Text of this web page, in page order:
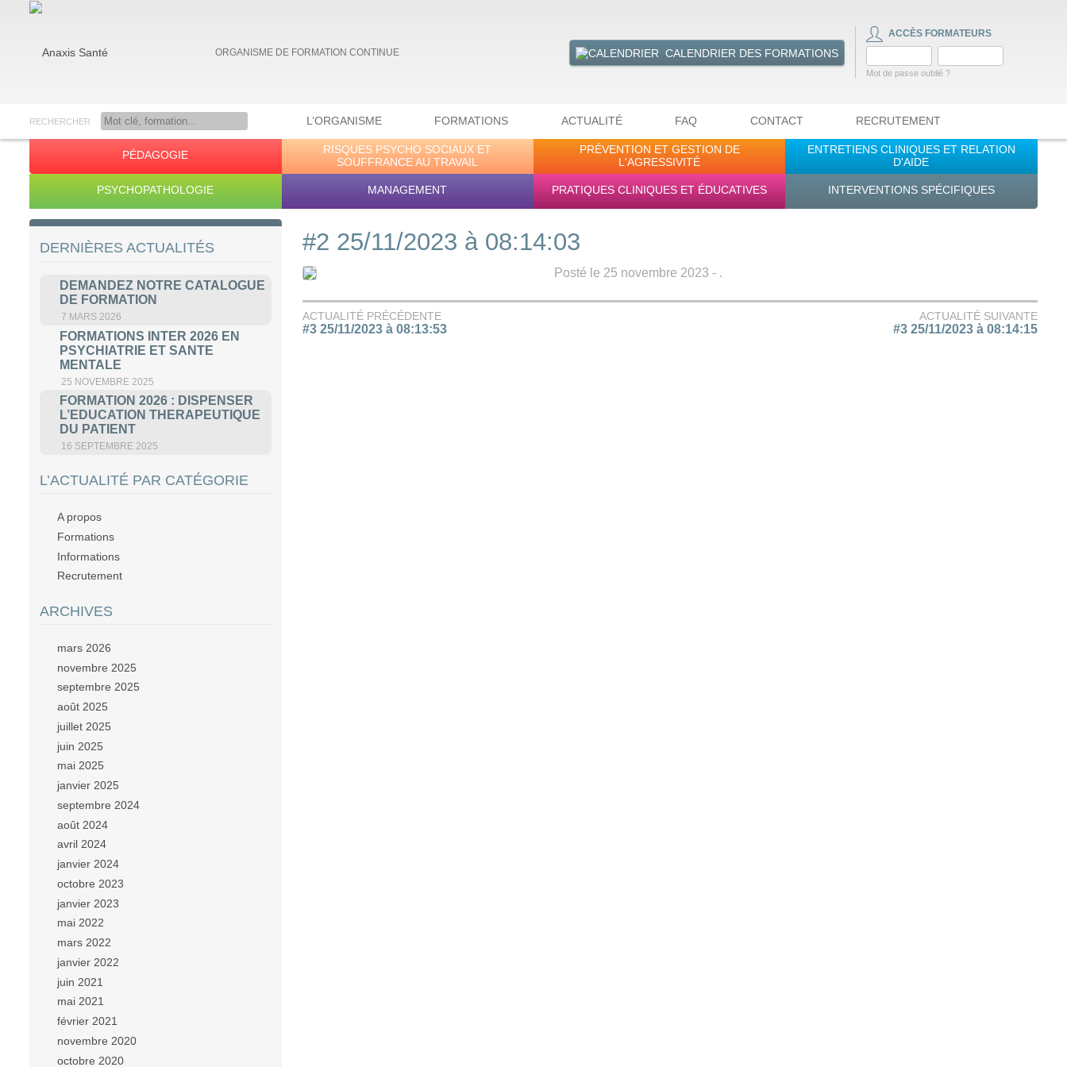
ORGANISME DE FORMATION CONTINUE CALENDRIER DES FORMATIONS
ACCÈS FORMATEURS
Mot de passe oublié ?
RECHERCHER L’ORGANISME FORMATIONS ACTUALITÉ FAQ CONTACT RECRUTEMENT
PÉDAGOGIE
RISQUES PSYCHO SOCIAUX ET
SOUFFRANCE AU TRAVAIL
PRÉVENTION ET GESTION DE
L'AGRESSIVITÉ
ENTRETIENS CLINIQUES ET RELATION
D'AIDE
PSYCHOPATHOLOGIE MANAGEMENT PRATIQUES CLINIQUES ET ÉDUCATIVES INTERVENTIONS SPÉCIFIQUES
#2 25/11/2023 à 08:14:03
Posté le 25 novembre 2023 - .
ACTUALITÉ PRÉCÉDENTE
#3 25/11/2023 à 08:13:53
ACTUALITÉ SUIVANTE
#3 25/11/2023 à 08:14:15
DERNIÈRES ACTUALITÉS
DEMANDEZ NOTRE CATALOGUE
DE FORMATION
7 MARS 2026
FORMATIONS INTER 2026 EN
PSYCHIATRIE ET SANTE
MENTALE
25 NOVEMBRE 2025
FORMATION 2026 : DISPENSER
L’EDUCATION THERAPEUTIQUE
DU PATIENT
16 SEPTEMBRE 2025
L’ACTUALITÉ PAR CATÉGORIE
A propos
Formations
Informations
Recrutement
ARCHIVES
mars 2026
novembre 2025
septembre 2025
août 2025
juillet 2025
juin 2025
mai 2025
janvier 2025
septembre 2024
août 2024
avril 2024
janvier 2024
octobre 2023
janvier 2023
mai 2022
mars 2022
janvier 2022
juin 2021
mai 2021
février 2021
novembre 2020
octobre 2020